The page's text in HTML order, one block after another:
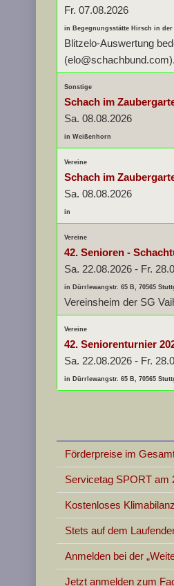
Fr. 07.08.2026
in Begegnungsstätte Hirsch in
Blitzelo-Auswertung
Sonstige
Schach im
Sa. 08.08.2026
in Weißenhorn
Vereine
Schach im
Sa. 08.08.2026
in
Vereine
42. Senioren -
Sa. 22.08.2026 - Fr.
in Dürrlewangstr. 65 B, 70565
Vereinsheim der SG
Vereine
42. Seniorenturnier
Sa. 22.08.2026 - Fr.
in Dürrlewangstr. 65 B, 70565
Förderpreise im
Servicetag SPORT am
Kostenloses
Stets auf dem
Anmelden bei der
Jetzt anmelden zum